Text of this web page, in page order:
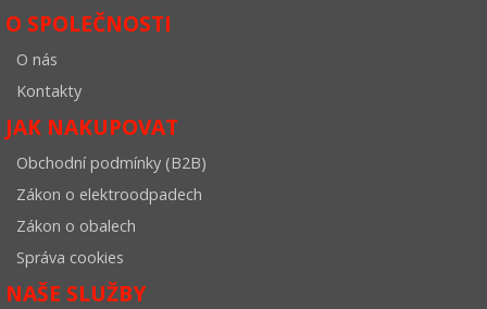
O SPOLEČNOSTI
O nás
Kontakty
JAK NAKUPOVAT
Obchodní podmínky (B2B)
Zákon o elektroodpadech
Zákon o obalech
Správa cookies
NAŠE SLUŽBY